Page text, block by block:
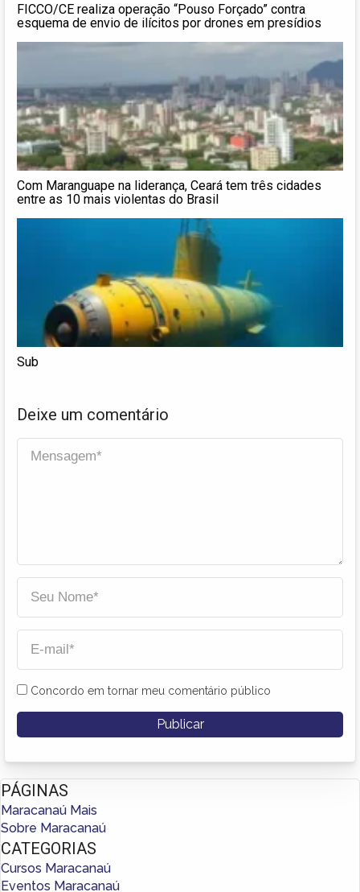
FICCO/CE realiza operação “Pouso Forçado” contra
esquema de envio de ilícitos por drones em presídios
Com Maranguape na liderança, Ceará tem três cidades
entre as 10 mais violentas do Brasil
Sub
Deixe um comentário
Concordo em tornar meu comentário público
PÁGINAS
Maracanaú Mais
Sobre Maracanaú
CATEGORIAS
Cursos Maracanaú
Eventos Maracanaú